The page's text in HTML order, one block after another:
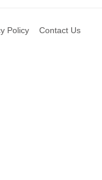
Policy Contact Us